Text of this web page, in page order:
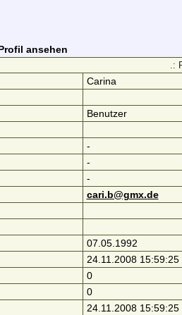
ansehen
.:
Carina
Benutzer
-
-
-
cari.b@gmx.de
07.05.1992
24.11.2008 15:59:25
0
0
24.11.2008 15:59:25